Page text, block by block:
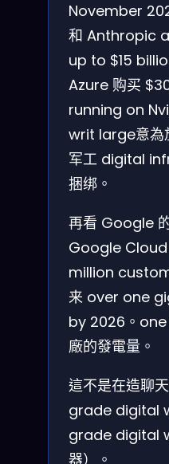
November
和 Anthropic
up to $15
Azure 购买
running on
writ large意為
军工 digital
捆绑。
再看 Google
Google Cloud
million
来 over one
by 2026。
廠的發電量。
這不是在造聊
grade digital
grade digital
器）。